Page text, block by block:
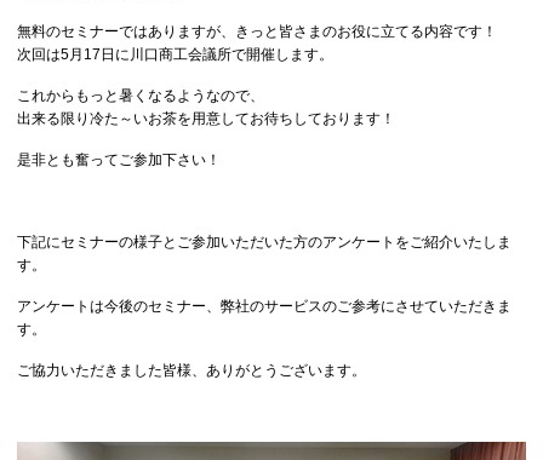
無料のセミナーではありますが、きっと皆さまのお役に立てる内容です！
次回は5月17日に川口商工会議所で開催します。
これからもっと暑くなるようなので、
出来る限り冷た～いお茶を用意してお待ちしております！
是非とも奮ってご参加下さい！
下記にセミナーの様子とご参加いただいた方のアンケートをご紹介いたしま
す。
アンケートは今後のセミナー、弊社のサービスのご参考にさせていただきま
す。
ご協力いただきました皆様、ありがとうございます。